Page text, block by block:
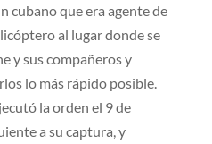
cubano que era agente de
al lugar donde se
y sus compañeros y
lo más rápido posible.
la orden el 9 de
a su captura, y